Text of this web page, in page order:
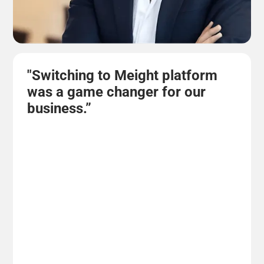
"Switching to Meight platform
was a game changer for our
business.”